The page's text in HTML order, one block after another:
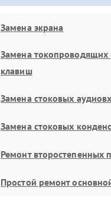
Замена экрана
Замена
клавиш
Замена стоковых
Замена стоковых
Ремонт второстепенных
Простой ремонт